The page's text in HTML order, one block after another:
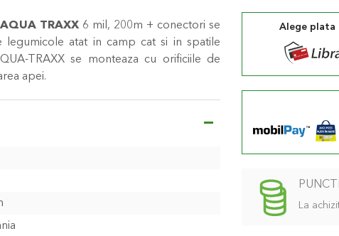
Alege plata
La
TRAXX 6 mil, 200m + conectori se
legumicole atat in camp cat si in spatile
TRAXX se monteaza cu orificiile de
apei.